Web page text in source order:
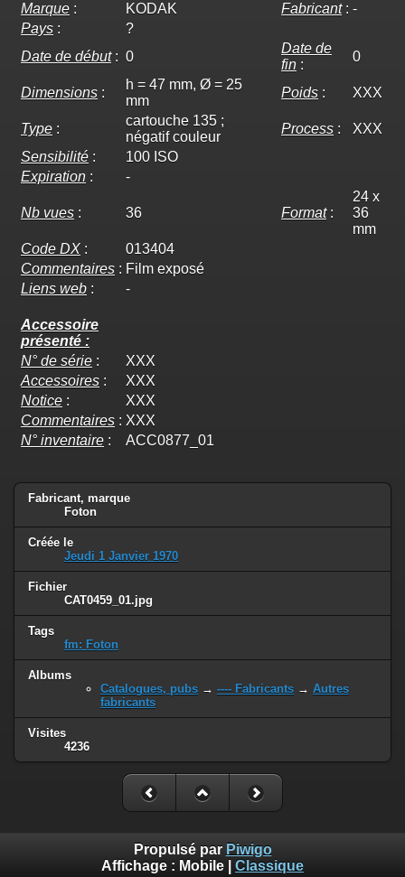
Marque : KODAK Fabricant: -
Pays :
?
Date de début: 0
Date de
fin :
0
Dimensions :
h = 47 mm, Ø = 25
mm
Poids : XXX
Type :
cartouche 135 ;
négatif couleur
Process :
XXX
Sensibilité :
100 ISO
Expiration : -
Nb vues : 36 Format:
24 x
36
mm
Code DX :
013404
Commentaires : Film exposé
Liens web : -
Accessoire
présenté :
N° de série :
XXX
Accessoires :
XXX
Notice :
XXX
Commentaires : XXX
N° inventaire : ACC0877_01
Fabricant, marque
Foton
Créée le
Jeudi 1 Janvier 1970
Fichier
CAT0459_01.jpg
Tags
fm: Foton
Albums
Catalogues, pubs → ---- Fabricants → Autres
fabricants
Visites
4236
Propulsé par Piwigo
Affichage : Mobile Classique